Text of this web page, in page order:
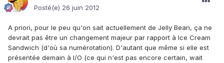
Posté(e) 26 juin 2012
A priori, pour le peu qu'on sait actuellement de Jelly Bean, ça ne
devrait pas être un changement majeur par rapport à Ice Cream
Sandwich (d'où sa numérotation). D'autant que même si elle est
présentée demain à I/O (ce qui n'est pas encore certain, wait